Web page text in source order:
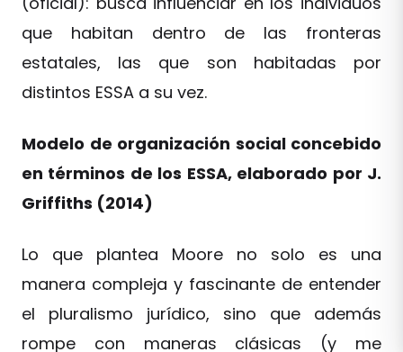
que habitan dentro de las fronteras
estatales, las que son habitadas por
distintos ESSA a su vez.
Modelo de organización social concebido
en términos de los ESSA, elaborado por J.
Griffiths (2014)
Lo que plantea Moore no solo es una
manera compleja y fascinante de entender
el pluralismo jurídico, sino que además
rompe con maneras clásicas (y me